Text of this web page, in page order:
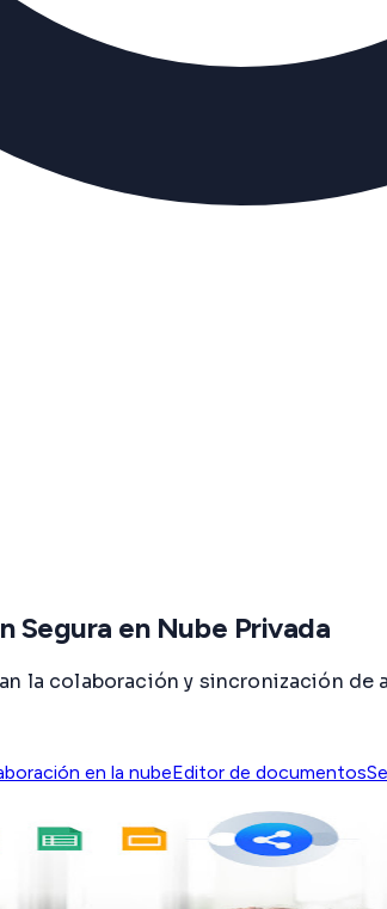
Segura en Nube Privada
la colaboración y sincronización
en la nubeEditor de documentos